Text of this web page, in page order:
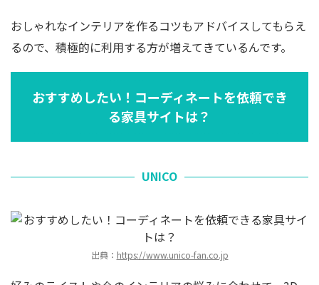
おしゃれなインテリアを作るコツもアドバイスしてもらえ
るので、積極的に利用する方が増えてきているんです。
おすすめしたい！コーディネートを依頼でき
る家具サイトは？
UNICO
出典： https://www.unico-fan.co.jp